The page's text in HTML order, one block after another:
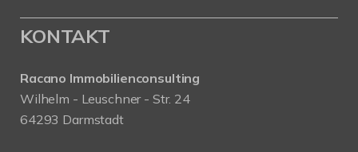
KONTAKT
Racano Immobilienconsulting
Wilhelm - Leuschner - Str. 24
64293 Darmstadt